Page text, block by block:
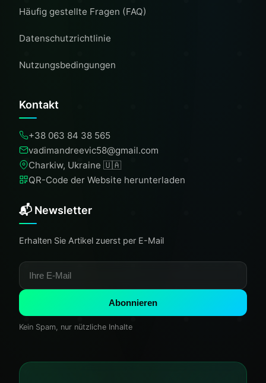
Häufig gestellte Fragen (FAQ)
Datenschutzrichtlinie
Nutzungsbedingungen
Kontakt
+38 063 84 38 565
vadimandreevic58@gmail.com
Charkiw, Ukraine 🇺🇦
QR-Code der Website herunterladen
📬 Newsletter
Erhalten Sie Artikel zuerst per E-Mail
Abonnieren
Kein Spam, nur nützliche Inhalte